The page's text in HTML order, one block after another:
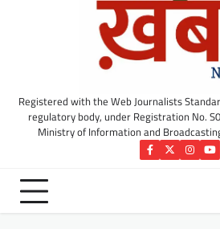
Registered with the Web Journalists
regulatory body, under Registration No.
Ministry of Information and
Facebook
Twitter